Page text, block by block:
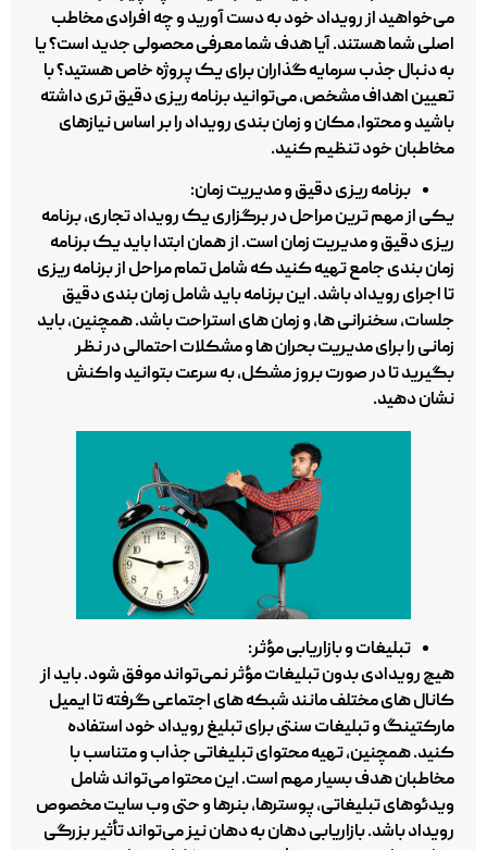
می‌خواهید از رویداد خود به دست آورید و چه افرادی مخاطب
اصلی شما هستند. آیا هدف شما معرفی محصولی جدید است؟ یا
به دنبال جذب سرمایه‌ گذاران برای یک پروژه خاص هستید؟ با
تعیین اهداف مشخص، می‌توانید برنامه‌ ریزی دقیق‌ تری داشته
باشید و محتوا، مکان و زمان‌ بندی رویداد را بر اساس نیازهای
مخاطبان خود تنظیم کنید.
برنامه‌ ریزی دقیق و مدیریت زمان:
یکی از مهم‌ ترین مراحل در برگزاری یک رویداد تجاری، برنامه‌
ریزی دقیق و مدیریت زمان است. از همان ابتدا باید یک برنامه
زمان‌ بندی جامع تهیه کنید که شامل تمام مراحل از برنامه‌ ریزی
تا اجرای رویداد باشد. این برنامه باید شامل زمان‌ بندی دقیق
جلسات، سخنرانی‌ ها، و زمان‌ های استراحت باشد. همچنین، باید
زمانی را برای مدیریت بحران‌ ها و مشکلات احتمالی در نظر
بگیرید تا در صورت بروز مشکل، به سرعت بتوانید واکنش
نشان دهید.
تبلیغات و بازاریابی مؤثر:
هیچ رویدادی بدون تبلیغات مؤثر نمی‌تواند موفق شود. باید از
کانال‌ های مختلف مانند شبکه‌ های اجتماعی گرفته تا ایمیل
مارکتینگ و تبلیغات سنتی برای تبلیغ رویداد خود استفاده
کنید. همچنین، تهیه محتوای تبلیغاتی جذاب و متناسب با
مخاطبان هدف بسیار مهم است. این محتوا می‌تواند شامل
ویدئوهای تبلیغاتی، پوسترها، بنرها و حتی وب‌ سایت مخصوص
رویداد باشد. بازاریابی دهان به دهان نیز می‌تواند تأثیر بزرگی